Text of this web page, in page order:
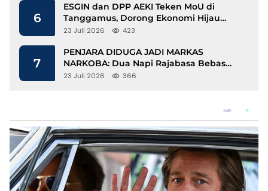
6
ESGIN dan DPP AEKI Teken MoU di
Tanggamus, Dorong Ekonomi Hijau
Berbasis Kopi dan Perdagangan Karbon
23 Juli 2026 423
7
PENJARA DIDUGA JADI MARKAS
NARKOBA: Dua Napi Rajabasa Bebas
Gunakan HP, Muncul Dugaan
23 Juli 2026 366